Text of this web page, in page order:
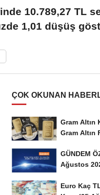
10.789,27 TL
1,01 düşüş
ÇOK OKUNAN
Gram Altın
Gram Altın
GÜNDEM
Ağustos
Euro Kaç